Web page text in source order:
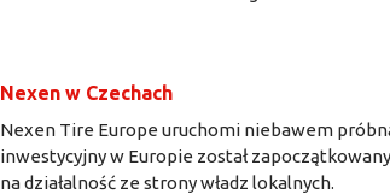
Nexen w Czechach
Nexen Tire Europe uruchomi niebawem
inwestycyjny w Europie został
na działalność ze strony władz lokalnych.